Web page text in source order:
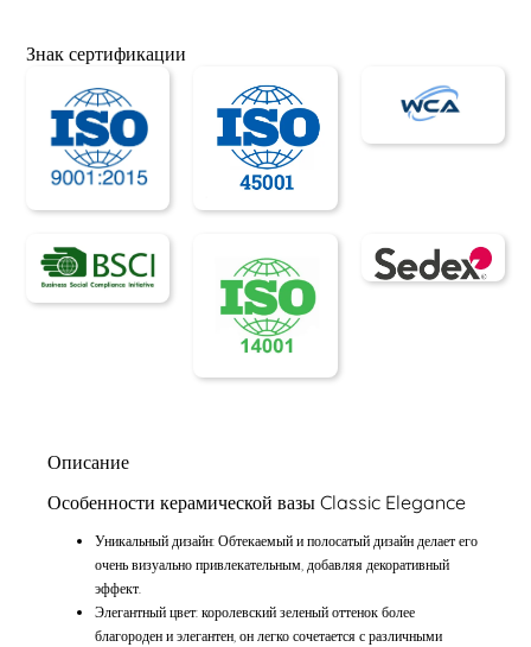
Знак сертификации
Описание
Особенности керамической вазы Classic Elegance
Уникальный дизайн: Обтекаемый и полосатый дизайн делает его
очень визуально привлекательным, добавляя декоративный
эффект.
Элегантный цвет: королевский зеленый оттенок более
благороден и элегантен, он легко сочетается с различными